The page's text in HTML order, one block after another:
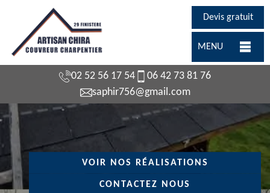
Devis gratuit
MENU
02 52 56 17 54
06 42 73 81 76
saphir756@gmail.com
VOIR NOS RÉALISATIONS
CONTACTEZ NOUS